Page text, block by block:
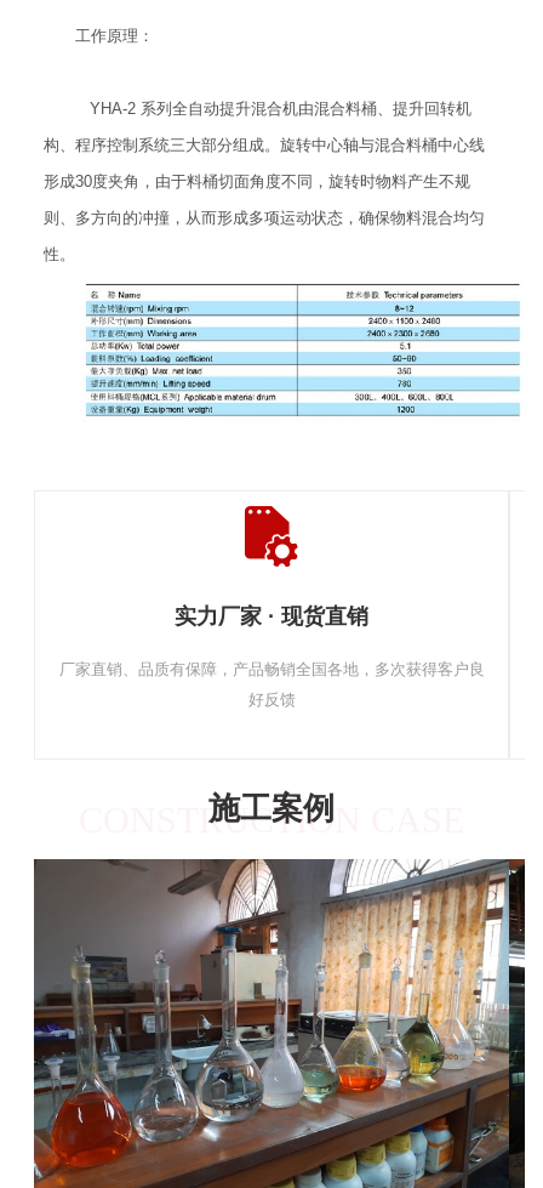
工作原理：
YHA-2 系列全自动提升混合机由混合料桶、提升回转机
构、程序控制系统三大部分组成。旋转中心轴与混合料桶中心线
形成30度夹角，由于料桶切面角度不同，旋转时物料产生不规
则、多方向的冲撞，从而形成多项运动状态，确保物料混合均匀
性。
实力厂家 · 现货直销
厂家直销、品质有保障，产品畅销全国各地，多次获得客户良
好反馈
施工案例
CONSTRUCTION CASE